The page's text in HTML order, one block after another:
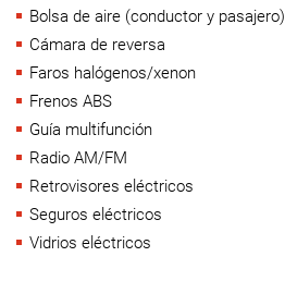
Bolsa de aire (conductor y pasajero)
Cámara de reversa
Faros halógenos/xenon
Frenos ABS
Guía multifunción
Radio AM/FM
Retrovisores eléctricos
Seguros eléctricos
Vidrios eléctricos